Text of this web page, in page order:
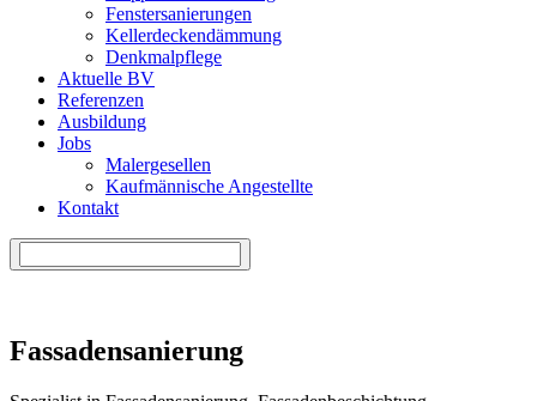
Fenstersanierungen
Kellerdeckendämmung
Denkmalpflege
Aktuelle BV
Referenzen
Ausbildung
Jobs
Malergesellen
Kaufmännische Angestellte
Kontakt
Fassadensanierung